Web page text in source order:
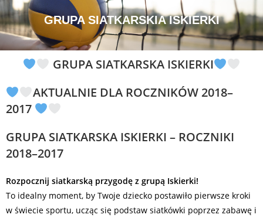
GRUPA SIATKARSKIA ISKIERKI
GRUPA SIATKARSKA ISKIERKI
AKTUALNIE DLA ROCZNIKÓW 2018–
2017
GRUPA SIATKARSKA ISKIERKI – ROCZNIKI
2018–2017
Rozpocznij siatkarską przygodę z grupą Iskierki!
To idealny moment, by Twoje dziecko postawiło pierwsze kroki
w świecie sportu, ucząc się podstaw siatkówki poprzez zabawę i